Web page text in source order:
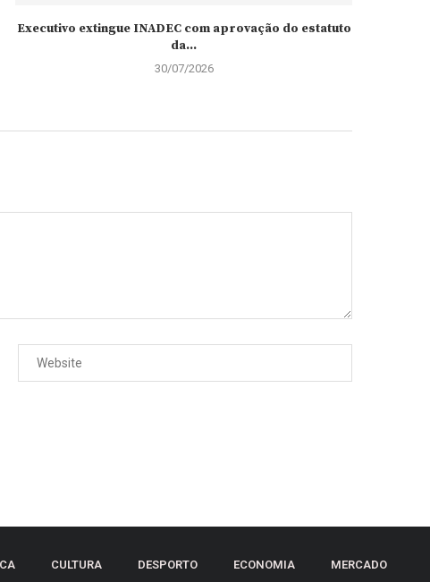
Executivo extingue INADEC com aprovação do estatuto
da...
30/07/2026
CULTURA DESPORTO ECONOMIA MERCADO